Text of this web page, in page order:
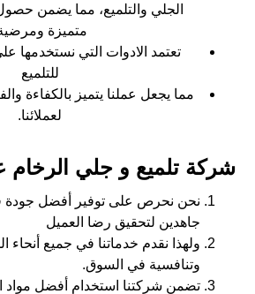
الجلي والتلميع، مما يضمن
متميزة
تعتمد الادوات التي نستخدمها
للتلميع
مما يجعل عملنا يتميز بالكفاءة
لعملائنا.
شركة تلميع و جلي الرخام
نحن نحرص على توفير أفضل جودة
جاهدين لتحقيق رضا العميل
ولهذا نقدم خدماتنا في جميع أنحاء
وتنافسية في السوق.
تضمن شركتنا استخدام أفضل مواد